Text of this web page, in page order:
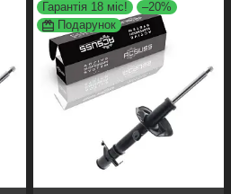
Гарантія 18 міс!
–20%
Подарунок